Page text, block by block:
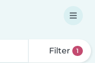
Filter 1